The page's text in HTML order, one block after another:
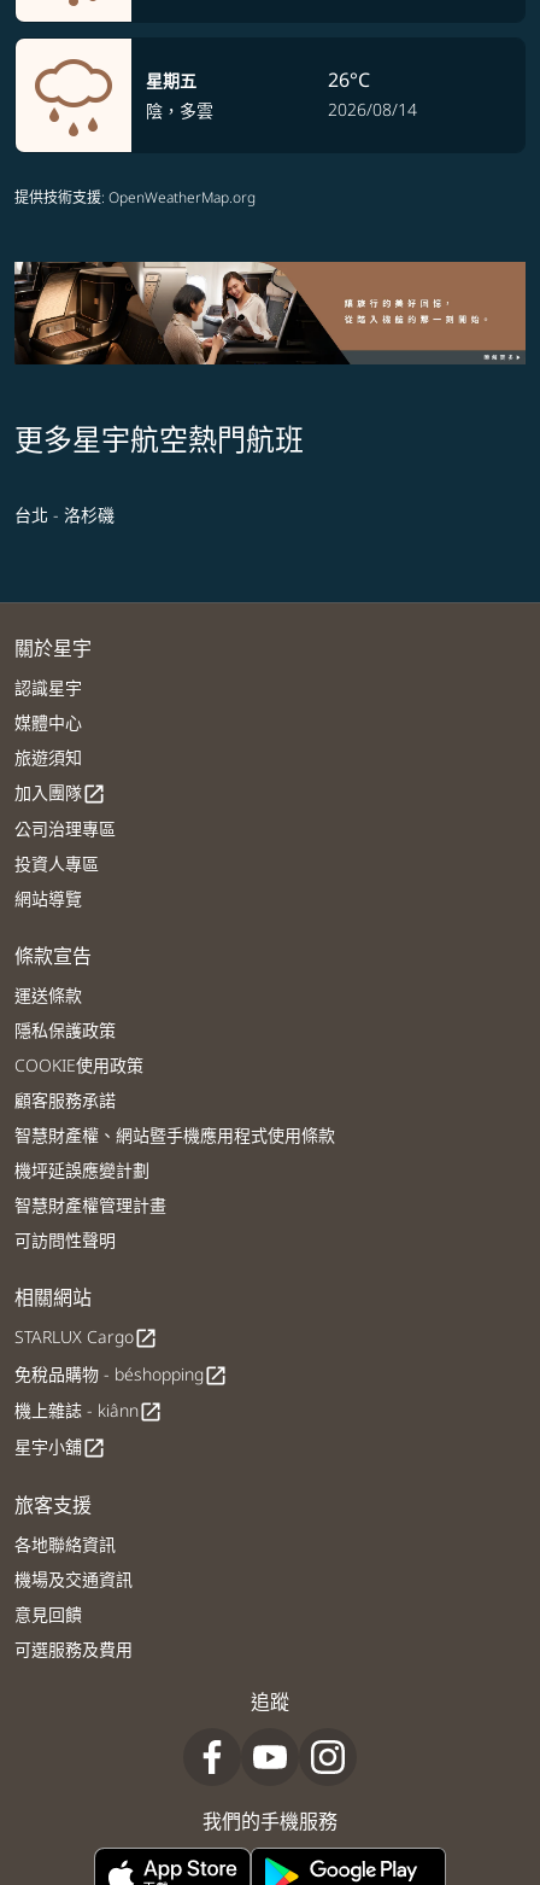
星期五
陰，多雲
26°C
2026/08/14
提供技術支援: OpenWeatherMap.org
更多星宇航空熱門航班
台北 - 洛杉磯
關於星宇
認識星宇
媒體中心
旅遊須知
加入團隊open_in_new
公司治理專區
投資人專區
網站導覽
條款宣告
運送條款
隱私保護政策
COOKIE使用政策
顧客服務承諾
智慧財產權、網站暨手機應用程式使用條款
機坪延誤應變計劃
智慧財產權管理計畫
可訪問性聲明
相關網站
STARLUX Cargoopen_in_new
免稅品購物 - béshoppingopen_in_new
機上雜誌 - kiânnopen_in_new
星宇小舖open_in_new
旅客支援
各地聯絡資訊
機場及交通資訊
意見回饋
可選服務及費用
追蹤
我們的手機服務